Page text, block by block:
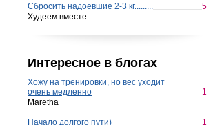
Сбросить надоевшие 2-3 кг.........
5
Худеем вместе
Интересное в блогах
Хожу на тренировки, но вес уходит
очень медленно
1
Maretha
Начало долгого пути)
1